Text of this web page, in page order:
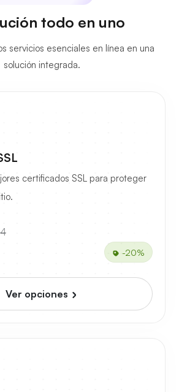
todo en uno
servicios esenciales en línea en una
solución integrada.
certificados SSL para proteger
-20%
Ver opciones